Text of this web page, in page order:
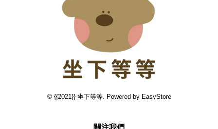
© {{2021}} 坐下等等. Powered by EasyStore
關注我們